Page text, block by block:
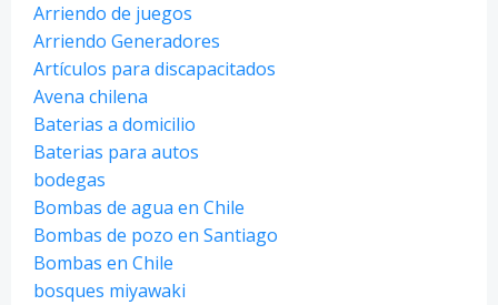
Arriendo de juegos
Arriendo Generadores
Artículos para discapacitados
Avena chilena
Baterias a domicilio
Baterias para autos
bodegas
Bombas de agua en Chile
Bombas de pozo en Santiago
Bombas en Chile
bosques miyawaki